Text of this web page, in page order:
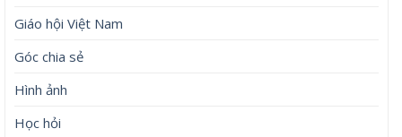
Giáo hội Việt Nam
Góc chia sẻ
Hình ảnh
Học hỏi